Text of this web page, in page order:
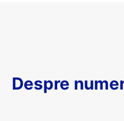
Despre